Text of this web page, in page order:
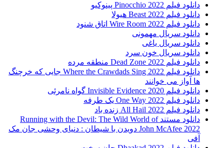
دانلود فیلم Pinocchio 2022 پینوکیو
دانلود فیلم Beast 2022 هیولا
دانلود فیلم Wire Room 2022 اتاق شنود
دانلود سریال مهمونی
دانلود سریال یاغی
دانلود سریال خون سرد
دانلود فیلم 2022 Dead Zone منطقه مرده
دانلود فیلم Where the Crawdads Sing 2022 جایی که خرچنگ
ها آواز می خوانند
دانلود فیلم 2020 Invisible Evidence گواه نامرئی
دانلود فیلم One Way 2022 یک طرفه
دانلود فیلم All Hail 2022 زنده باد
دانلود مستند Running with the Devil: The Wild World of
John McAfee 2022 دویدن با شیطان : دنیای وحشی جان مک
آفی